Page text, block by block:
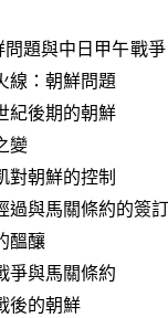
題與中日甲午戰爭
線：朝鮮問題
紀後期的朝鮮
變
對朝鮮的控制
過與馬關條約的簽訂
醞釀
爭與馬關條約
後的朝鮮